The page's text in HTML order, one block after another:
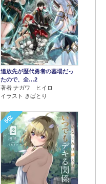
追放先が歴代勇者の墓場だっ
たので、全…2
著者 ナガワ ヒイロ
イラスト きばとり
5位